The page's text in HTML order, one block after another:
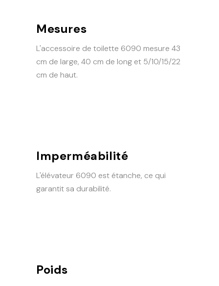
Mesures
L'accessoire de toilette 6090 mesure 43
cm de large, 40 cm de long et 5/10/15/22
cm de haut.
Imperméabilité
L'élévateur 6090 est étanche, ce qui
garantit sa durabilité.
Poids